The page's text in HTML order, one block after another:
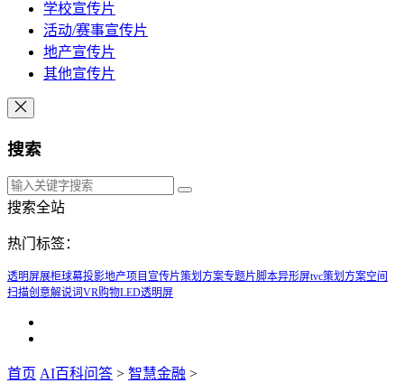
学校宣传片
活动/赛事宣传片
地产宣传片
其他宣传片
搜索
搜索全站
热门标签：
透明屏展柜球幕投影地产项目宣传片策划方案专题片脚本异形屏tvc策划方案空间
扫描创意解说词VR购物LED透明屏
首页 AI百科问答 > 智慧金融 >